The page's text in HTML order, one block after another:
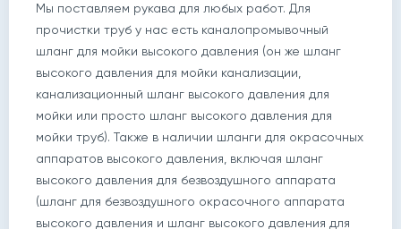
Мы поставляем рукава для любых работ. Для
прочистки труб у нас есть каналопромывочный
шланг для мойки высокого давления (он же шланг
высокого давления для мойки канализации,
канализационный шланг высокого давления для
мойки или просто шланг высокого давления для
мойки труб). Также в наличии шланги для окрасочных
аппаратов высокого давления, включая шланг
высокого давления для безвоздушного аппарата
(шланг для безвоздушного окрасочного аппарата
высокого давления и шланг высокого давления для